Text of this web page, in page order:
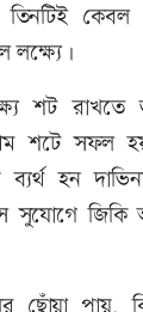
লক্ষ্যে।
শট
শটে সফল
ব্যর্থ হন
সে সুযোগে